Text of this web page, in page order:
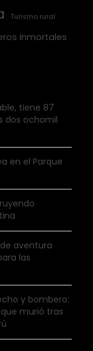
Turismo rural
inmortales
tiene 87
dos ochomil
en el Parque
de aventura
las
y bombero:
murió tras